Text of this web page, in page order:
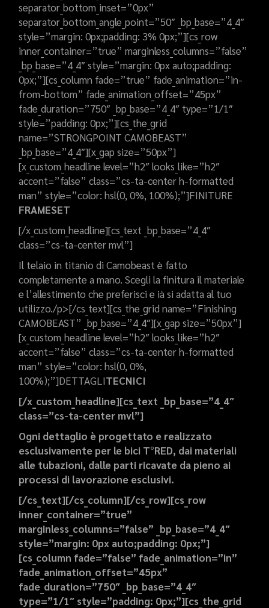
separator_bottom_inset=”0px”
separator_bottom_angle_point=”50″ _bp_base=”4_4″
style=”margin: 0px;padding: 3% 0px;”][cs_row
inner_container=”true” marginless_columns=”false”
_bp_base=”4_4″ style=”margin: 0px auto;padding:
0px;”][cs_column fade=”true” fade_animation=”in-
from-bottom” fade_animation_offset=”45px”
fade_duration=”750″ _bp_base=”4_4″ type=”1/1″
style=”padding: 0px;”][cs_the_grid
name=”STRONGPOINT CAMOBEAST”
_bp_base=”4_4″][x_gap size=”50px”]
[x_custom_headline level=”h2″ looks_like=”h2″
accent=”false” class=”cs-ta-center h-formatted
man” style=”color: hsl(0, 0%, 100%);”]FINITURE
FRAMESET
[/x_custom_headline][cs_text _bp_base=”4_4″
class=”cs-ta-center mvl”]
Il telaio in titanio di Camobeast è fatto
completamente a mano. Scegli la finitura il materiale
e l’allestimento che preferisci e ià si adatta al tuo
utilizzo./p>[/cs_text][cs_the_grid name=”Finishing
CAMOBEAST” _bp_base=”4_4″][x_gap size=”50px”]
[x_custom_headline level=”h2″ looks_like=”h2″
accent=”false” class=”cs-ta-center h-formatted
man” style=”color: hsl(0, 0%,
100%);”]DETTAGLITECNICI
[/x_custom_headline][cs_text _bp_base=”4_4″
class=”cs-ta-center mvl”]
Ogni dettaglio è progettato e realizzato
esclusivamente per le bici T°RED, dai materiali
alle tubazioni, dalle parti ricavate da pieno ai
processi di lavorazione esclusivi.
[/cs_text][/cs_column][/cs_row][cs_row
inner_container=”true”
marginless_columns=”false” _bp_base=”4_4″
style=”margin: 0px auto;padding: 0px;”]
[cs_column fade=”false” fade_animation=”in”
fade_animation_offset=”45px”
fade_duration=”750″ _bp_base=”4_4″
type=”1/1″ style=”padding: 0px;”][cs_the_grid